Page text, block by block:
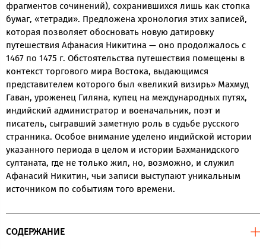
фрагментов сочинений), сохранившихся лишь как стопка
бумаг, «тетради». Предложена хронология этих записей,
которая позволяет обосновать новую датировку
путешествия Афанасия Никитина — оно продолжалось с
1467 по 1475 г. Обстоятельства путешествия помещены в
контекст торгового мира Востока, выдающимся
представителем которого был «великий визирь» Махмуд
Гаван, уроженец Гиляна, купец на международных путях,
индийский администратор и военачальник, поэт и
писатель, сыгравший заметную роль в судьбе русского
странника. Особое внимание уделено индийской истории
указанного периода в целом и истории Бахманидского
султаната, где не только жил, но, возможно, и служил
Афанасий Никитин, чьи записи выступают уникальным
источником по событиям того времени.
СОДЕРЖАНИЕ